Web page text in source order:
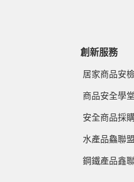
創新服務
居家商品安
商品安全學堂
安全商品採
水產品鱻聯盟
鋼鐵產品鑫